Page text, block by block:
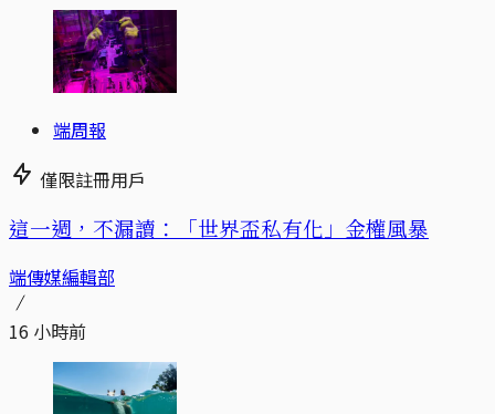
端周報
僅限註冊用戶
這一週，不漏讀：「世界盃私有化」金權風暴
端傳媒編輯部
16 小時前